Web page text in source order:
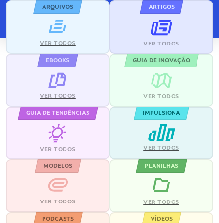
ARQUIVOS
VER TODOS
ARTIGOS
VER TODOS
EBOOKS
VER TODOS
GUIA DE INOVAÇÃO
VER TODOS
GUIA DE TENDÊNCIAS
VER TODOS
IMPULSIONA
VER TODOS
MODELOS
VER TODOS
PLANILHAS
VER TODOS
PODCASTS VÍDEOS